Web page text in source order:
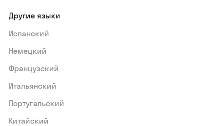
Другие языки
Испанский
Немецкий
Французский
Итальянский
Португальский
Китайский